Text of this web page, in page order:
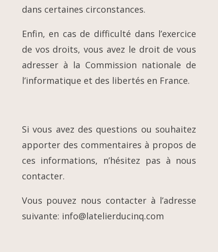
dans certaines circonstances.
Enfin, en cas de difficulté dans l’exercice
de vos droits, vous avez le droit de vous
adresser à la Commission nationale de
l’informatique et des libertés en France.
Si vous avez des questions ou souhaitez
apporter des commentaires à propos de
ces informations, n’hésitez pas à nous
contacter.
Vous pouvez nous contacter à l’adresse
suivante: info@latelierducinq.com